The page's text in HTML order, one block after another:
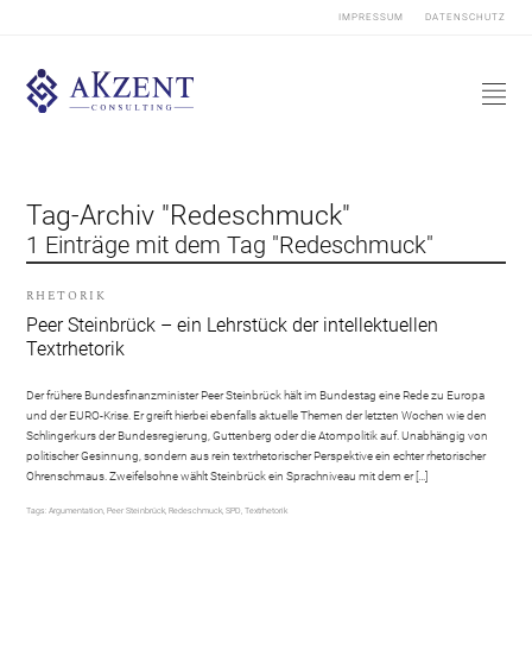
IMPRESSUM DATENSCHUTZ
Tag-Archiv "Redeschmuck"
1 Einträge mit dem Tag "Redeschmuck"
RHETORIK
Peer Steinbrück – ein Lehrstück der intellektuellen
Textrhetorik
Der frühere Bundesfinanzminister Peer Steinbrück hält im Bundestag eine Rede zu Europa
und der EURO-Krise. Er greift hierbei ebenfalls aktuelle Themen der letzten Wochen wie den
Schlingerkurs der Bundesregierung, Guttenberg oder die Atompolitik auf. Unabhängig von
politischer Gesinnung, sondern aus rein textrhetorischer Perspektive ein echter rhetorischer
Ohrenschmaus. Zweifelsohne wählt Steinbrück ein Sprachniveau mit dem er […]
Tags:Argumentation, Peer Steinbrück, Redeschmuck,SPD,Textrhetorik